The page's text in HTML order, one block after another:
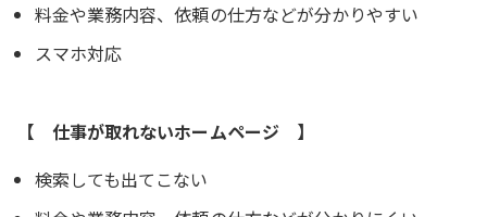
料金や業務内容、依頼の仕方などが分かりやすい
スマホ対応
【 仕事が取れないホームページ 】
検索しても出てこない